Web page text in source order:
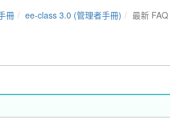
冊 ee-class 3.0 (管理者手冊) 最新 FAQ